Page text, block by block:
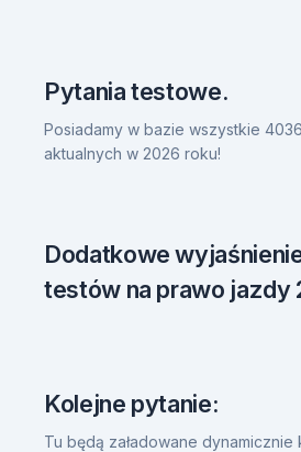
Pytania testowe.
Posiadamy w bazie wszystkie
aktualnych w 2026 roku!
Dodatkowe
testów na prawo jazdy
Kolejne pytanie:
Tu będą załadowane